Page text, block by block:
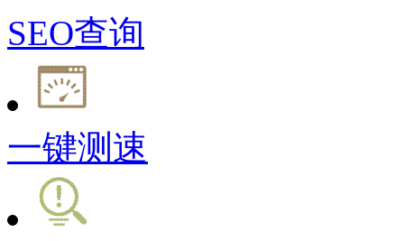
SEO查询
一键测速